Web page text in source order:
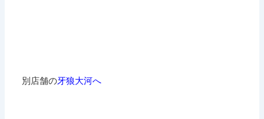
別店舗の牙狼大河へ